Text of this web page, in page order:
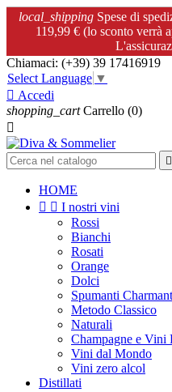
local_shipping Spese di
119,99 € (lo sconto verrà
Chiamaci: (+39) 39 17416919
Select Language ▼
 Accedi
shopping_cart Carrello (0)


HOME
  I nostri vini
Rossi
Bianchi
Rosati
Orange
Dolci
Spumanti Charmant
Metodo Classico
Naturali
Champagne e Vini
Vini dal Mondo
Vini zero alcol
Distillati